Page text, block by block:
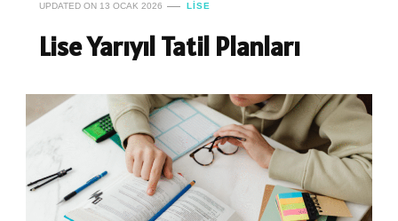
UPDATED ON 13 OCAK 2026 LISE
Lise Yarıyıl Tatil Planları